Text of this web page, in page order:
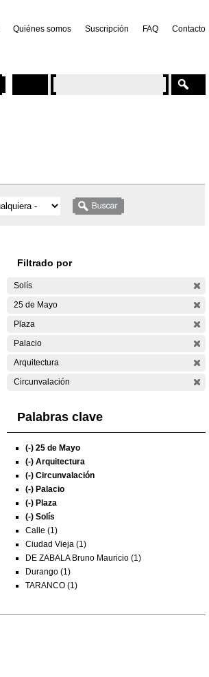
Quiénes somos Suscripción FAQ Contacto
Filtrado por
Solís
25 de Mayo
Plaza
Palacio
Arquitectura
Circunvalación
Palabras clave
(-) 25 de Mayo
(-) Arquitectura
(-) Circunvalación
(-) Palacio
(-) Plaza
(-) Solís
Calle (1)
Ciudad Vieja (1)
DE ZABALA Bruno Mauricio (1)
Durango (1)
TARANCO (1)